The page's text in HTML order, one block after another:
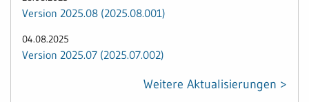
Version 2025.08 (2025.08.001)
04.08.2025
Version 2025.07 (2025.07.002)
Weitere Aktualisierungen >